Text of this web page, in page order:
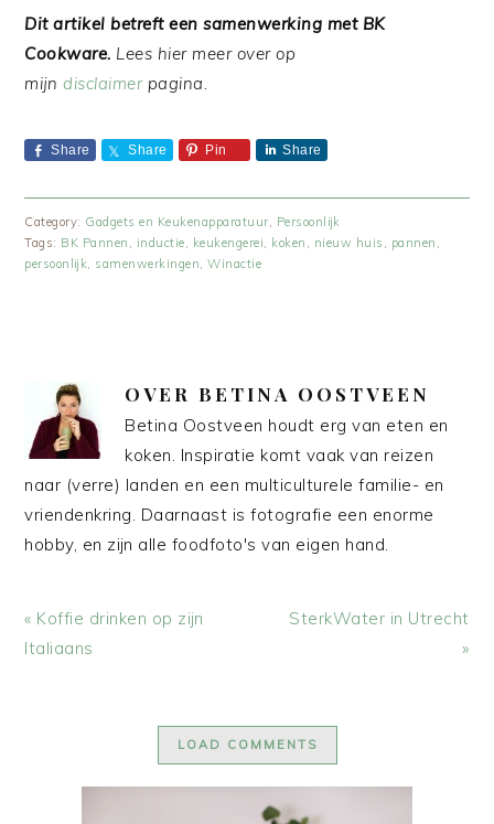
Dit artikel betreft een samenwerking met BK
Cookware. Lees hier meer over op
mijndisclaimerpagina.
Share Share Pin Share
Category: Gadgets en Keukenapparatuur, Persoonlijk
Tags: BK Pannen , inductie, keukengerei, koken , nieuw huis , pannen ,
persoonlijk, samenwerkingen,Winactie
OVER BETINA OOSTVEEN
Betina Oostveen houdt erg van eten en
koken. Inspiratie komt vaak van reizen
naar (verre) landen en een multiculturele familie- en
vriendenkring. Daarnaast is fotografie een enorme
hobby, en zijn alle foodfoto's van eigen hand.
Vorig
bericht:
« Koffie drinken op zijn
Italiaans
Volgend
SterkWater in Utrecht
»
LOAD COMMENTS